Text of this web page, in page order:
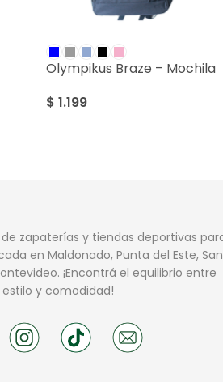
Olympikus Braze – Mochila
$ 1.199
zapaterías y tiendas deportivas
en Maldonado, Punta del Este, San
¡Encontrá el equilibrio entre
estilo y comodidad!